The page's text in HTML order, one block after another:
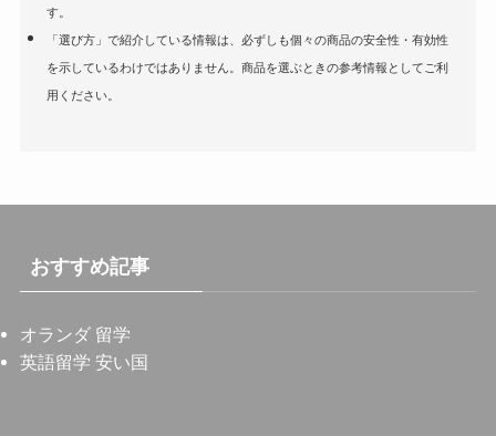
す。
「選び方」で紹介している情報は、必ずしも個々の商品の安全性・有効性
を示しているわけではありません。商品を選ぶときの参考情報としてご利
用ください。
おすすめ記事
オランダ 留学
英語留学 安い国